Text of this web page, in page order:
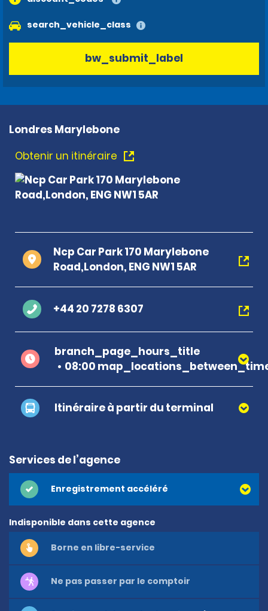
search_vehicle_class
bw_submit_label
Londres Marylebone
Obtenir un itinéraire
Ncp Car Park 170 Marylebone
Road,London, ENG NW1 5AR
+44 20 7278 6307
branch_page_hours_title
08:00
Itinéraire à partir du terminal
Services de l’agence
Enregistrement accéléré
Indisponible dans cette agence
Borne en libre-service
Ne pas passer par le comptoir